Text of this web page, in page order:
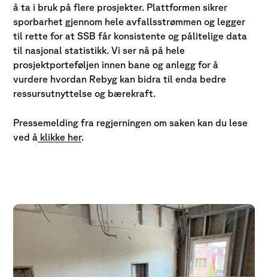
å ta i bruk på flere prosjekter. Plattformen sikrer
sporbarhet gjennom hele avfallsstrømmen og legger
til rette for at SSB får konsistente og pålitelige data
til nasjonal statistikk. Vi ser nå på hele
prosjektporteføljen innen bane og anlegg for å
vurdere hvordan Rebyg kan bidra til enda bedre
ressursutnyttelse og bærekraft.
Pressemelding fra regjerningen om saken kan du lese
ved å klikke her.